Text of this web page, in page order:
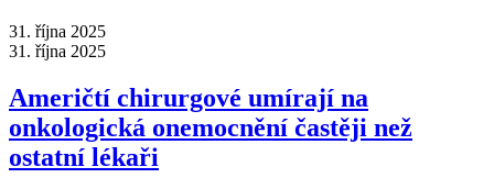
31. října 2025
31. října 2025
Američtí chirurgové umírají na
onkologická onemocnění častěji než
ostatní lékaři